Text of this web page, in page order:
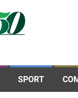
SPORT